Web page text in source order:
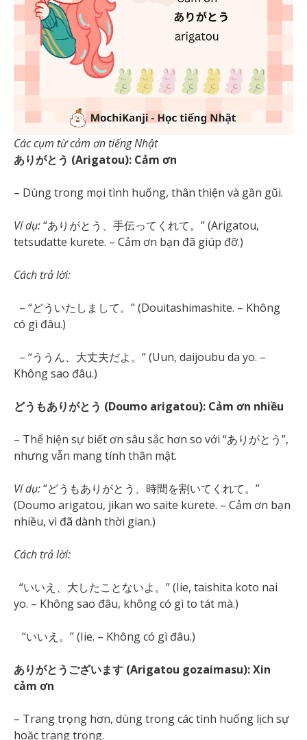
Các cụm từ cảm ơn tiếng Nhật
ありがとう (Arigatou): Cảm ơn
– Dùng trong mọi tình huống, thân thiện và gần gũi.
Ví dụ:“ありがとう、手伝ってくれて。” (Arigatou,
tetsudatte kurete. – Cảm ơn bạn đã giúp đỡ.)
Cách trả lời:
– “どういたしまして。” (Douitashimashite. – Không
có gì đâu.)
– “ううん、大丈夫だよ。” (Uun, daijoubu da yo. –
Không sao đâu.)
どうもありがとう (Doumo arigatou): Cảm ơn nhiều
– Thể hiện sự biết ơn sâu sắc hơn so với “ありがとう”,
nhưng vẫn mang tính thân mật.
Ví dụ:“どうもありがとう、時間を割いてくれて。”
(Doumo arigatou, jikan wo saite kurete. – Cảm ơn bạn
nhiều, vì đã dành thời gian.)
Cách trả lời:
“いいえ、大したことないよ。” (Iie, taishita koto nai
yo. – Không sao đâu, không có gì to tát mà.)
“いいえ。” (Iie. – Không có gì đâu.)
ありがとうございます (Arigatou gozaimasu): Xin
cảm ơn
– Trang trọng hơn, dùng trong các tình huống lịch sự
hoặc trang trọng.